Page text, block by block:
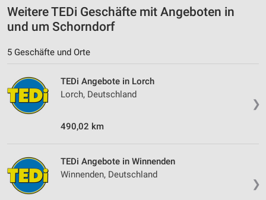
Weitere TEDi Geschäfte mit Angeboten in
und um Schorndorf
5 Geschäfte und Orte
❯
TEDi Angebote in Lorch
Lorch, Deutschland
490,02 km
❯
TEDi Angebote in Winnenden
Winnenden, Deutschland